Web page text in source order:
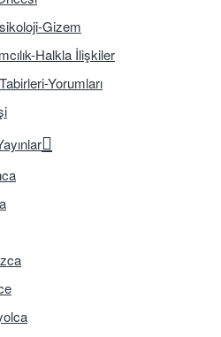
Gizem
Halkla İlişkiler
Yorumları